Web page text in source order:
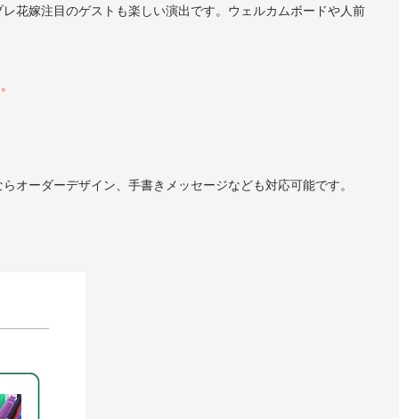
花嫁注目のゲストも楽しい演出です。ウェルカムボードや人前
オーダーデザイン、手書きメッセージなども対応可能です。